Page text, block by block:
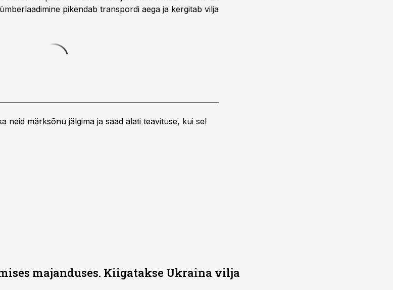
pikendab transpordi aega ja kergitab vilja
neid märksõnu jälgima ja saad alati teavituse, kui sel
majanduses. Kiigatakse Ukraina vilja